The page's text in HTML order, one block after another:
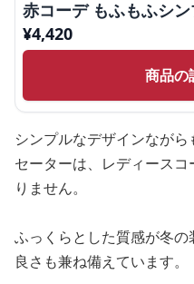
赤コーデ もふもふシ
¥4,420
商品の
シンプルなデザインなが
セーターは、レディース
りません。
ふっくらとした質感が冬
良さも兼ね備えています。